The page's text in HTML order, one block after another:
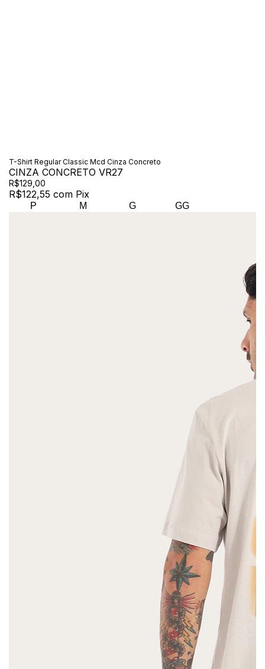
T-Shirt Regular Classic Mcd Cinza Concreto
CINZA CONCRETO VR27
R$129,00
R$122,55 com Pix
P M G GG